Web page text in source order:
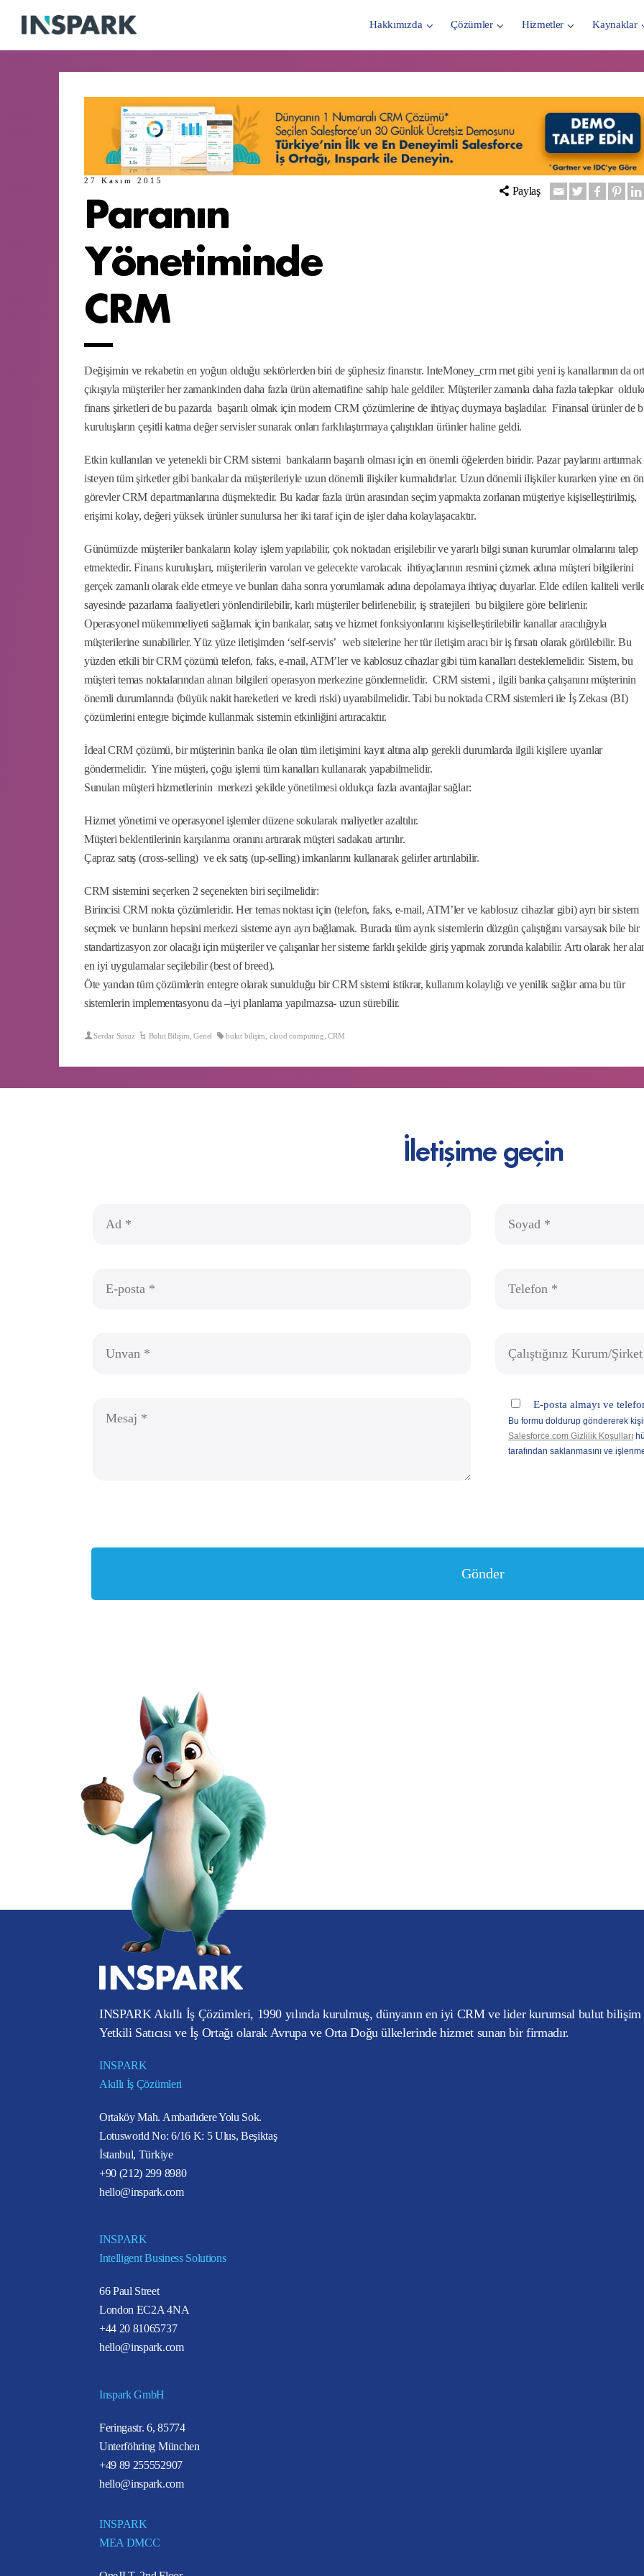
Hakkımızda Çözümler Hizmetler Kaynaklar
27 Kasım 2015
Paranın
Yönetiminde
CRM
Paylaş
Değişimin ve rekabetin en yoğun olduğu sektörlerden biri de şüphesiz finanstır. InteMoney_crm rnet gibi yeni iş kanallarının da
çıkışıyla müşteriler her zamankinden daha fazla ürün alternatifine sahip hale geldiler. Müşteriler zamanla daha fazla talepkar
finans şirketleri de bu pazarda başarılı olmak için modern CRM çözümlerine de ihtiyaç duymaya başladılar. Finansal ürünler de
kuruluşların çeşitli katma değer servisler sunarak onları farklılaştırmaya çalıştıkları ürünler haline geldi.
Etkin kullanılan ve yetenekli bir CRM sistemi bankaların başarılı olması için en önemli öğelerden biridir. Pazar paylarını arttırmak
isteyen tüm şirketler gibi bankalar da müşterileriyle uzun dönemli ilişkiler kurmalıdırlar. Uzun dönemli ilişkiler kurarken yine en
görevler CRM departmanlarına düşmektedir. Bu kadar fazla ürün arasından seçim yapmakta zorlanan müşteriye kişiselleştirilmiş,
erişimi kolay, değeri yüksek ürünler sunulursa her iki taraf için de işler daha kolaylaşacaktır.
Günümüzde müşteriler bankaların kolay işlem yapılabilir, çok noktadan erişilebilir ve yararlı bilgi sunan kurumlar olmalarını talep
etmektedir. Finans kuruluşları, müşterilerin varolan ve gelecekte varolacak ihtiyaçlarının resmini çizmek adına müşteri bilgilerini
gerçek zamanlı olarak elde etmeye ve bunları daha sonra yorumlamak adına depolamaya ihtiyaç duyarlar. Elde edilen kaliteli
sayesinde pazarlama faaliyetleri yönlendirilebilir, karlı müşteriler belirlenebilir, iş stratejileri bu bilgilere göre belirlenir.
Operasyonel mükemmeliyeti sağlamak için bankalar, satış ve hizmet fonksiyonlarını kişiselleştirilebilir kanallar aracılığıyla
müşterilerine sunabilirler. Yüz yüze iletişimden ‘self-servis’ web sitelerine her tür iletişim aracı bir iş fırsatı olarak görülebilir. Bu
yüzden etkili bir CRM çözümü telefon, faks, e-mail, ATM’ler ve kablosuz cihazlar gibi tüm kanalları desteklemelidir. Sistem, bu
müşteri temas noktalarından alınan bilgileri operasyon merkezine göndermelidir. CRM sistemi , ilgili banka çalışanını müşterinin
önemli durumlarında (büyük nakit hareketleri ve kredi riski) uyarabilmelidir. Tabi bu noktada CRM sistemleri ile İş Zekası (BI)
çözümlerini entegre biçimde kullanmak sistemin etkinliğini artıracaktır.
İdeal CRM çözümü, bir müşterinin banka ile olan tüm iletişimini kayıt altına alıp gerekli durumlarda ilgili kişilere uyarılar
göndermelidir. Yine müşteri, çoğu işlemi tüm kanalları kullanarak yapabilmelidir.
Sunulan müşteri hizmetlerinin merkezi şekilde yönetilmesi oldukça fazla avantajlar sağlar:
Hizmet yönetimi ve operasyonel işlemler düzene sokularak maliyetler azaltılır.
Müşteri beklentilerinin karşılanma oranını artırarak müşteri sadakatı artırılır.
Çapraz satış (cross-selling) ve ek satış (up-selling) imkanlarını kullanarak gelirler artırılabilir.
CRM sistemini seçerken 2 seçenekten biri seçilmelidir:
Birincisi CRM nokta çözümleridir. Her temas noktası için (telefon, faks, e-mail, ATM’ler ve kablosuz cihazlar gibi) ayrı bir sistem
seçmek ve bunların hepsini merkezi sisteme ayrı ayrı bağlamak. Burada tüm ayrık sistemlerin düzgün çalıştığını varsaysak bile bir
standartizasyon zor olacağı için müşteriler ve çalışanlar her sisteme farklı şekilde giriş yapmak zorunda kalabilir. Artı olarak her
en iyi uygulamalar seçilebilir (best of breed).
Öte yandan tüm çözümlerin entegre olarak sunulduğu bir CRM sistemi istikrar, kullanım kolaylığı ve yenilik sağlar ama bu tür
sistemlerin implementasyonu da –iyi planlama yapılmazsa- uzun sürebilir.
Serdar Susuz Bulut Bilişim ,Genel bulut bilişim cloud computing ,CRM
İletişime geçin
INSPARK Akıllı İş Çözümleri, 1990 yılında kurulmuş, dünyanın en iyi CRM ve lider kurumsal bulut
Yetkili Satıcısı ve İş Ortağı olarak Avrupa ve Orta Doğu ülkelerinde hizmet sunan bir firmadır.
INSPARK
Akıllı İş Çözümleri
Ortaköy Mah. Ambarlıdere Yolu Sok.
Lotusworld No: 6/16 K: 5 Ulus, Beşiktaş
İstanbul, Türkiye
+90 (212) 299 8980
hello@inspark.com
INSPARK
Intelligent Business Solutions
66 Paul Street
London EC2A 4NA
+44 20 81065737
hello@inspark.com
Inspark GmbH
Feringastr. 6, 85774
Unterföhring München
+49 89 255552907
hello@inspark.com
INSPARK
MEA DMCC